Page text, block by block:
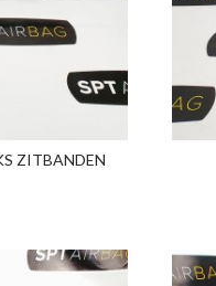
ZITBANDEN